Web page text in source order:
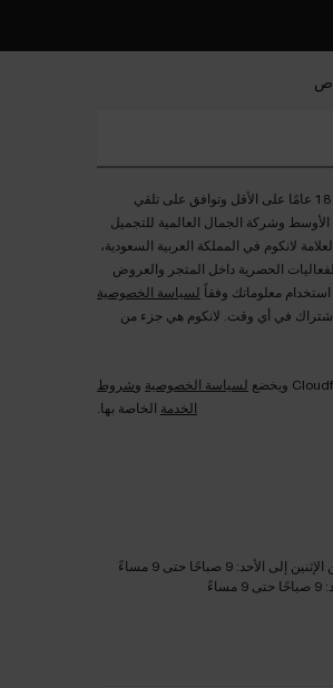
إنك تؤكد أنك تبلغ من العمر 18 عامًا على الأقل وتوافق على تلقي
وشركة الجمال العالمية للتجميل
لانكوم في المملكة العربية السعودية،
الحصرية داخل المتجر والعروض
معلوماتك وفقاً
لسياسة الخصوصية
الاشتراك في أي وقت. لانكوم هي جزء من
لسياسة الخصوصية وشروط
الخدمة الخاصة بها.
إلى الأحد: 9 صباحًا حتى 9 مساءً